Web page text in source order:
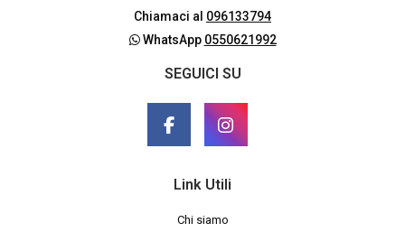
Chiamaci al 096133794
WhatsApp 0550621992
SEGUICI SU
Link Utili
Chi siamo